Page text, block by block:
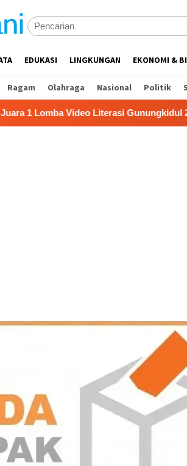
EDUKASI LINGKUNGAN EKONOMI &
Ragam Olahraga Nasional Politik
Video Literasi Gunungkidul 2026